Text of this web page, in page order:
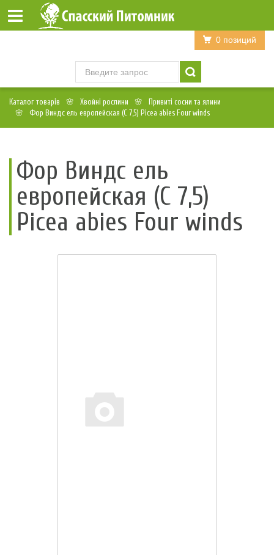
Войти Регистрация
0 позиций
Каталог товарів Хвойні рослини
Привиті сосни та ялини
Фор Виндс ель европейская (C 7,5) Picea abies Four winds
Фор Виндс ель
европейская (C 7,5)
Picea abies Four winds